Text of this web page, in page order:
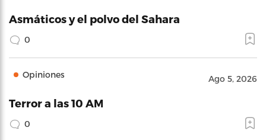
Asmáticos y el polvo del Sahara
0
Opiniones Ago 5, 2026
Terror a las 10 AM
0